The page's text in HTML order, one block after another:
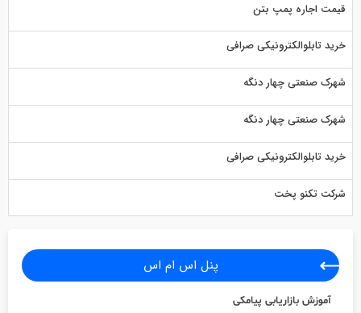
قیمت اجاره پمپ بتن
خرید تابلوالکترونیکی صرافی
شهرک صنعتی چهار دنگه
شهرک صنعتی چهار دنگه
خرید تابلوالکترونیکی صرافی
شرکت تکنو پخت
پنل اس ام اس
آموزش بازاریابی پیامکی